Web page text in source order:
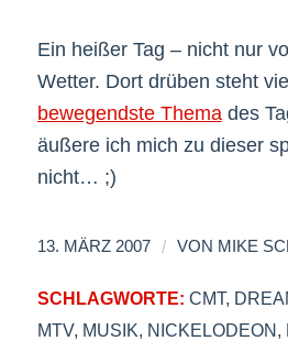
Ein heißer Tag – nicht nur
Wetter. Dort drüben steht
bewegendste Themades
äußere ich mich zu dieser
nicht… ;)
13. MÄRZ 2007 / VON MIKE
SCHLAGWORTE: CMT,
MTV, MUSIK NICKELODEON